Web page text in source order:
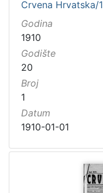
Crvena Hrvatska/1
Godina
1910
Godište
20
Broj
1
Datum
1910-01-01